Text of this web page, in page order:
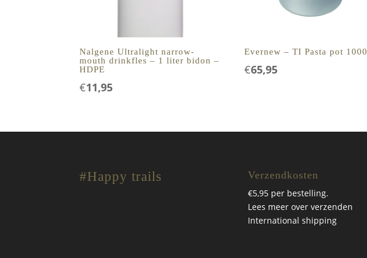
Nalgene Ultralight narrow-
mouth drinkfles – 1 liter bidon –
HDPE
€11,95
Evernew – TI Pasta pot 1000
€65,95
#Happy trails Verzendkosten
€5,95 per bestelling.
Lees meer over verzenden
International shipping